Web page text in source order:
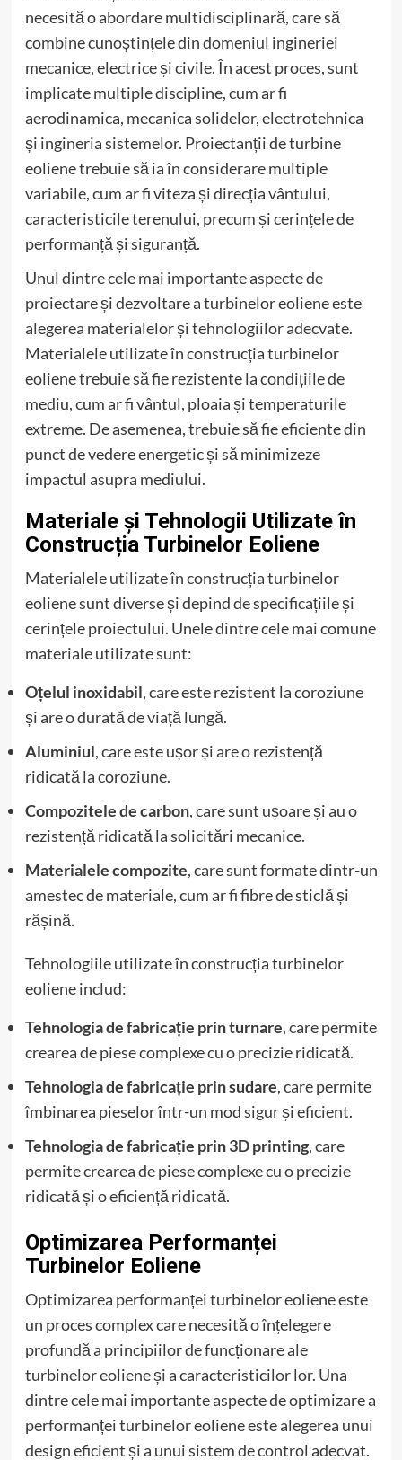
necesită o abordare multidisciplinară, care să
combine cunoștințele din domeniul ingineriei
mecanice, electrice și civile. În acest proces, sunt
implicate multiple discipline, cum ar fi
aerodinamica, mecanica solidelor, electrotehnica
și ingineria sistemelor. Proiectanții de turbine
eoliene trebuie să ia în considerare multiple
variabile, cum ar fi viteza și direcția vântului,
caracteristicile terenului, precum și cerințele de
performanță și siguranță.
Unul dintre cele mai importante aspecte de
proiectare și dezvoltare a turbinelor eoliene este
alegerea materialelor și tehnologiilor adecvate.
Materialele utilizate în construcția turbinelor
eoliene trebuie să fie rezistente la condițiile de
mediu, cum ar fi vântul, ploaia și temperaturile
extreme. De asemenea, trebuie să fie eficiente din
punct de vedere energetic și să minimizeze
impactul asupra mediului.
Materiale și Tehnologii Utilizate în
Construcția Turbinelor Eoliene
Materialele utilizate în construcția turbinelor
eoliene sunt diverse și depind de specificațiile și
cerințele proiectului. Unele dintre cele mai comune
materiale utilizate sunt:
Oțelul inoxidabil, care este rezistent la coroziune
și are o durată de viață lungă.
Aluminiul, care este ușor și are o rezistență
ridicată la coroziune.
Compozitele de carbon, care sunt ușoare și au o
rezistență ridicată la solicitări mecanice.
Materialele compozite, care sunt formate dintr-un
amestec de materiale, cum ar fi fibre de sticlă și
rășină.
Tehnologiile utilizate în construcția turbinelor
eoliene includ:
Tehnologia de fabricație prin turnare, care permite
crearea de piese complexe cu o precizie ridicată.
Tehnologia de fabricație prin sudare, care permite
îmbinarea pieselor într-un mod sigur și eficient.
Tehnologia de fabricație prin 3D printing, care
permite crearea de piese complexe cu o precizie
ridicată și o eficiență ridicată.
Optimizarea Performanței
Turbinelor Eoliene
Optimizarea performanței turbinelor eoliene este
un proces complex care necesită o înțelegere
profundă a principiilor de funcționare ale
turbinelor eoliene și a caracteristicilor lor. Una
dintre cele mai importante aspecte de optimizare a
performanței turbinelor eoliene este alegerea unui
design eficient și a unui sistem de control adecvat.